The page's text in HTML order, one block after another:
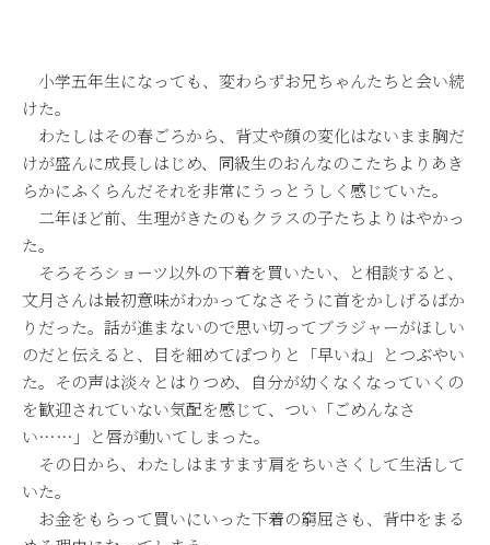
小学五年生になっても、変わらずお兄ちゃんたちと会い続
けた。
わたしはその春ごろから、背丈や顔の変化はないまま胸だ
けが盛んに成長しはじめ、同級生のおんなのこたちよりあき
らかにふくらんだそれを非常にうっとうしく感じていた。
二年ほど前、生理がきたのもクラスの子たちよりはやかっ
た。
そろそろショーツ以外の下着を買いたい、と相談すると、
文月さんは最初意味がわかってなさそうに首をかしげるばか
りだった。話が進まないので思い切ってブラジャーがほしい
のだと伝えると、目を細めてぽつりと「早いね」とつぶやい
た。その声は淡々とはりつめ、自分が幼くなくなっていくの
を歓迎されていない気配を感じて、つい「ごめんなさ
い……」と唇が動いてしまった。
その日から、わたしはますます肩をちいさくして生活して
いた。
お金をもらって買いにいった下着の窮屈さも、背中をまる